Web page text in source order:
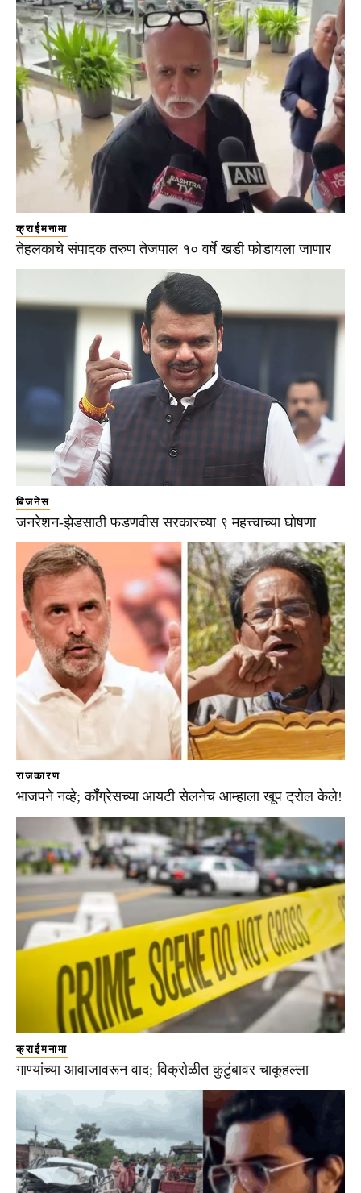
क्राईमनामा
तेहलकाचे संपादक तरुण तेजपाल १० वर्षे खडी फोडायला जाणार
बिजनेस
जनरेशन-झेडसाठी फडणवीस सरकारच्या ९ महत्त्वाच्या घोषणा
राजकारण
भाजपने नव्हे; काँग्रेसच्या आयटी सेलनेच आम्हाला खूप ट्रोल केले!
क्राईमनामा
गाण्यांच्या आवाजावरून वाद; विक्रोळीत कुटुंबावर चाकूहल्ला